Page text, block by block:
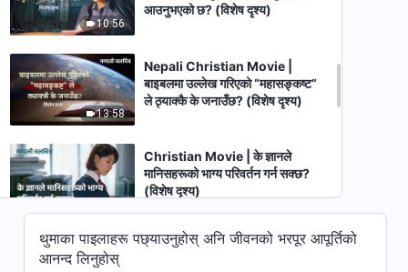
10:56
आउनुभएको छ? (विशेष दृश्य)
13:58
Nepali Christian Movie |
बाइबलमा उल्लेख गरिएको “महासङ्कष्ट”
ले ठ्याक्कै के जनाउँछ? (विशेष दृश्य)
Christian Movie | के ज्ञानले
मानिसहरूको भाग्य परिवर्तन गर्न सक्छ?
(विशेष दृश्य)
Christian Movie | आफ्‍नी छोरीलाई
थुमाका पाइलाहरू पछ्याउनुहोस् अनि जीवनको भरपूर आपूर्तिको
आनन्द लिनुहोस्